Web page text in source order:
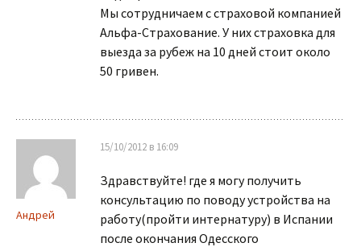
Мы сотрудничаем с страховой компанией
Альфа-Страхование. У них страховка для
выезда за рубеж на 10 дней стоит около
50 гривен.
Андрей
15/10/2012 в 16:09
Здравствуйте! где я могу получить
консультацию по поводу устройства на
работу(пройти интернатуру) в Испании
после окончания Одесского